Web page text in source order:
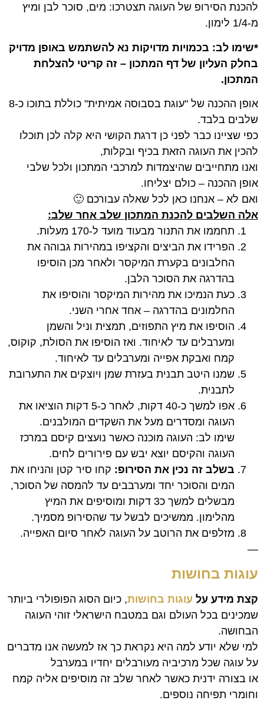
להכנת הסירופ של העוגה תצטרכו: מים, סוכר לבן ומיץ
מ-1/4 לימון.
*שימו לב: בכמויות מדויקות נא להשתמש באופן מדויק
בחלק העליון של דף המתכון – זה קריטי להצלחת
המתכון.
אופן ההכנה של "עוגת בסבוסה אמיתית" כוללת בתוכו כ-8
שלבים בלבד.
כפי שציינו כבר לפני כן דרגת הקושי היא קלה לכן תוכלו
להכין את העוגה הזאת בכיף ובקלות,
ואנו מתחייבים שהיצמדות למרכבי המתכון ולכל שלבי
אופן ההכנה – כולם יצליחו.
ואם לא – אנחנו כאן לכל שאלה עבורכם 🙂
אלה השלבים להכנת המתכון שלב אחר שלב:
תחממו את התנור מבעוד מועד ל-170 מעלות.
הפרידו את הביצים והקציפו במהירות גבוהה את
החלבונים בקערת המיקסר ולאחר מכן הוסיפו
בהדרגה את הסוכר הלבן.
כעת הנמיכו את מהירות המיקסר והוסיפו את
החלמונים בהדרגה – אחד אחרי השני.
הוסיפו את מיץ התפוזים, תמצית וניל והשמן
ומערבלים עד לאיחוד. ואז הוסיפו את הסולת, קוקוס,
קמח ואבקת אפייה ומערבלים עד לאיחוד.
שמנו היטב תבנית בעזרת שמן ויוצקים את התערובת
לתבנית.
אפו למשך כ-40 דקות, לאחר כ-5 דקות הוציאו את
העוגה ומסדרים מעל את השקדים המולבנים.
שימו לב: העוגה מוכנה כאשר נועצים קיסם במרכז
העוגה והקיסם יוצא יבש עם פירורים לחים.
בשלב זה נכין את הסירופ: קחו סיר קטן והניחו את
המים והסוכר יחד ומערבבים עד להמסה של הסוכר,
מבשלים למשך כ3 דקות ומוסיפים את המיץ
מהלימון. ממשיכים לבשל עד שהסירופ מסמיך.
מזלפים את הרוטב על העוגה לאחר סיום האפייה.
—
עוגות בחושות
קצת מידע על עוגות בחושות, כיום הסוג הפופולרי ביותר
שמכינים בכל העולם וגם במטבח הישראלי זוהי העוגה
הבחושה.
למי שלא יודע למה היא נקראת כך אז למעשה אנו מדברים
על עוגה שכל מרכיביה מעורבלים יחדיו במערבל
או בצורה ידנית כאשר לאחר שלב זה מוסיפים אליה קמח
וחומרי תפיחה נוספים.